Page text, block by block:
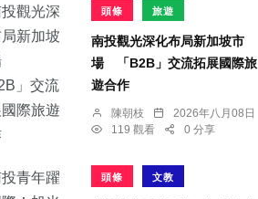
頭條 旅遊
南投觀光深化布局新加坡市
場 「B2B」交流拓展國際旅
遊合作
陳朝枝
2026年八月08日
119 觀看
0 分享
頭條 文教